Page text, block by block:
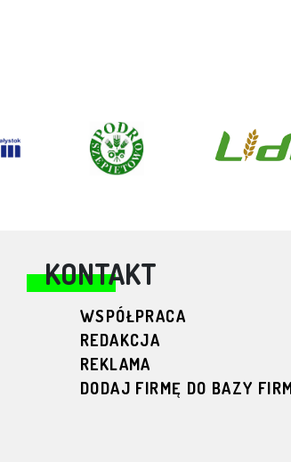
KONTAKT
WSPÓŁPRACA
REDAKCJA
REKLAMA
DODAJ FIRMĘ DO BAZY